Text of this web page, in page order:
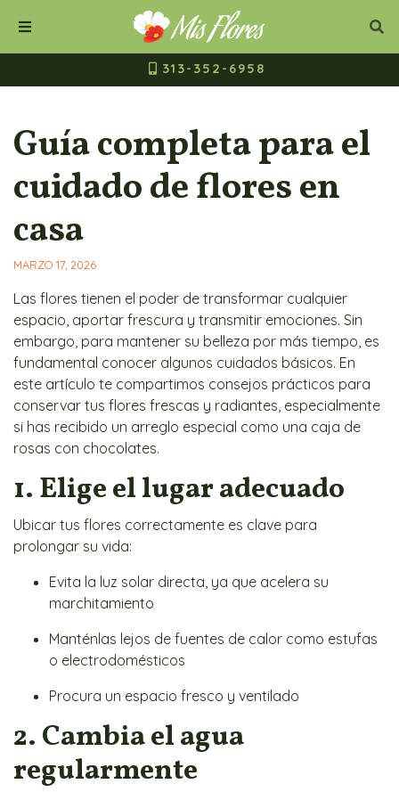
Cerrar
Buscar
313-352-6958
Guía completa para el
cuidado de flores en
casa
MARZO 17, 2026
Las flores tienen el poder de transformar cualquier
espacio, aportar frescura y transmitir emociones. Sin
embargo, para mantener su belleza por más tiempo, es
fundamental conocer algunos cuidados básicos. En
este artículo te compartimos consejos prácticos para
conservar tus flores frescas y radiantes, especialmente
si has recibido un arreglo especial como una caja de
rosas con chocolates.
1. Elige el lugar adecuado
Ubicar tus flores correctamente es clave para
prolongar su vida:
Evita la luz solar directa, ya que acelera su
marchitamiento
Manténlas lejos de fuentes de calor como estufas
o electrodomésticos
Procura un espacio fresco y ventilado
2. Cambia el agua
regularmente